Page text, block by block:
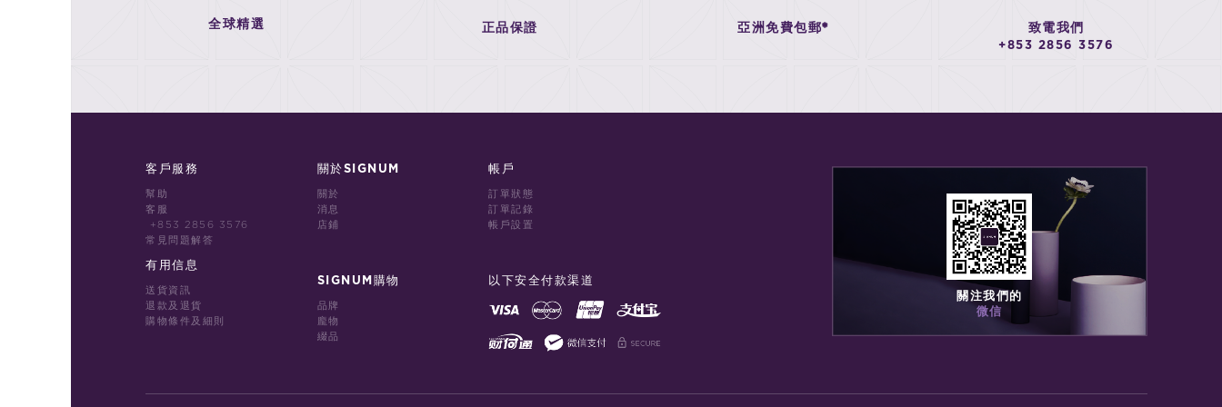
全球精選 正品保證 亞洲免費包郵* 致電我們
+853 2856 3576
客戶服務
幫助
客服
+853 2856 3576
常見問題解答
有用信息
送貨資訊
退款及退貨
購物條件及細則
關於SIGNUM
關於
消息
店鋪
SIGNUM購物
品牌
龐物
綴品
帳戶
訂單狀態
訂單記錄
帳戶設置
以下安全付款渠道
關注我們的
微信